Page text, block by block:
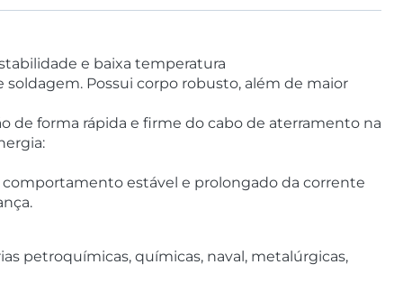
e baixa temperatura
soldagem. Possui corpo robusto, além de maior
de forma rápida e firme do cabo de aterramento na
estável e prolongado da corrente
petroquímicas, químicas, naval, metalúrgicas,